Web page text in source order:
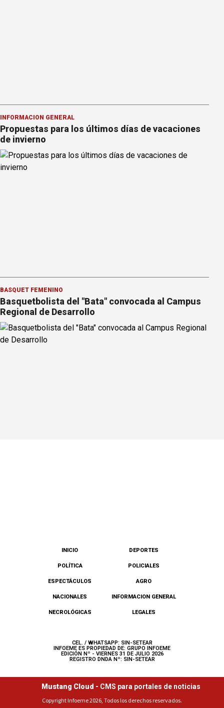
INFORMACION GENERAL
Propuestas para los últimos días de vacaciones
de invierno
BÁSQUET FEMENINO
Basquetbolista del "Bata" convocada al Campus
Regional de Desarrollo
INICIO DEPORTES
POLÍTICA POLICIALES
ESPECTÁCULOS AGRO
NACIONALES INFORMACION GENERAL
NECROLÓGICAS LEGALES
CEL. / WHATSAPP: SIN-SETEAR
INFOEME ES PROPIEDAD DE: GRUPO INFOEME
EDICIÓN Nº - VIERNES 31 DE JULIO 2026
REGISTRO DNDA Nº: SIN-SETEAR
Mustang Cloud - CMS para portales de noticias
Copyright Infoeme 2026, Todos los derechos reservados.